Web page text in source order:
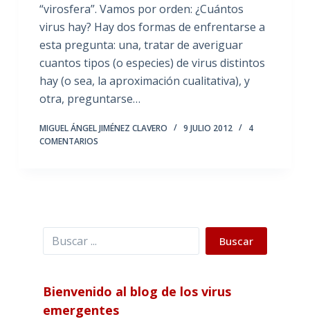
“virosfera”. Vamos por orden: ¿Cuántos
virus hay? Hay dos formas de enfrentarse a
esta pregunta: una, tratar de averiguar
cuantos tipos (o especies) de virus distintos
hay (o sea, la aproximación cualitativa), y
otra, preguntarse…
MIGUEL ÁNGEL JIMÉNEZ CLAVERO 9 JULIO 2012
4
COMENTARIOS
Buscar Buscar
Bienvenido al blog de los virus
emergentes